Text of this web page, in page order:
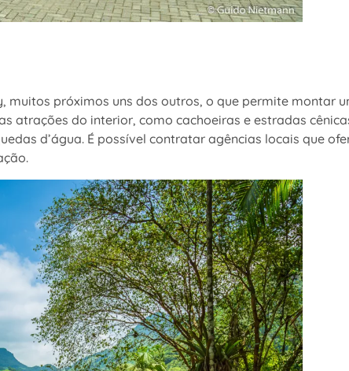
próximos uns dos outros, o que permite montar
atrações do interior, como cachoeiras e estradas
d’água. É possível contratar agências locais que